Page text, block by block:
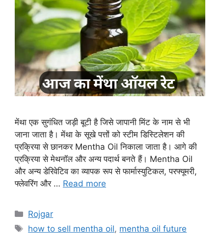
मेंथा एक सुगंधित जड़ी बूटी है जिसे जापानी मिंट के नाम से भी
जाना जाता है। मेंथा के सूखे पत्तों को स्टीम डिस्टिलेशन की
प्रक्रिया से छानकर Mentha Oil निकाला जाता है। आगे की
प्रक्रिया से मेथनॉल और अन्य पदार्थ बनते हैं। Mentha Oil
और अन्य डेरिवेटिव का व्यापक रूप से फार्मास्युटिकल, परफ्यूमरी,
फ्लेवरिंग और … Read more
Categories
Rojgar
Tags
how to sell mentha oil, mentha oil future